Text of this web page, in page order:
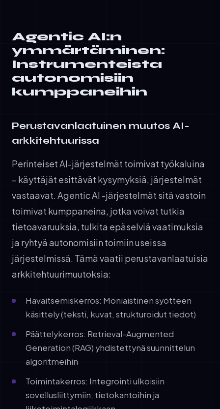
Agentic AI:n
ymmärtäminen:
Instrumenteista
autonomisiin
kumppaneihin
Perustavanlaatuinen muutos AI-
arkkitehtuurissa
Perinteiset AI-järjestelmät toimivat työkaluina
– käyttäjät esittävät kysymyksiä, järjestelmät
vastaavat. Agentic AI -järjestelmät sitä vastoin
toimivat kumppaneina, jotka voivat tutkia
tietoavaruuksia, tulkita epäselviä vaatimuksia
ja ryhtyä autonomisiin toimiin useissa
järjestelmissä. Tämä vaatii perustavanlaatuisia
arkkitehtuurimuutoksia:
Havaitsemiskerros: Moniaistinen syötteen
käsittely (teksti, kuvat, strukturoidut tiedot)
Päättelykerros: Retrieval-Augmented
Generation (RAG) yhdistettynä suunnittelun
algoritmeihin
Toimintakerros: Integrointi ulkoisiin
sovellusliittymiin, tietokantoihin ja